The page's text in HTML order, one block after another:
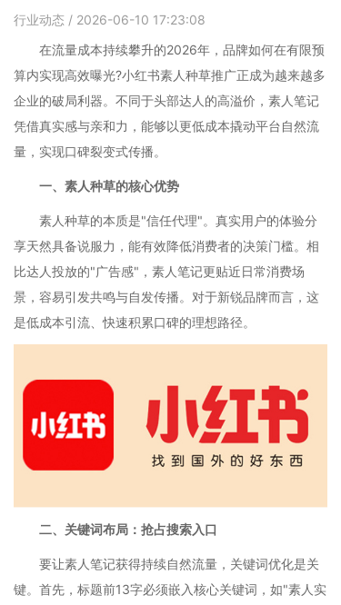
行业动态 / 2026-06-10 17:23:08
在流量成本持续攀升的2026年，品牌如何在有限预
算内实现高效曝光?小红书素人种草推广正成为越来越多
企业的破局利器。不同于头部达人的高溢价，素人笔记
凭借真实感与亲和力，能够以更低成本撬动平台自然流
量，实现口碑裂变式传播。
一、素人种草的核心优势
素人种草的本质是"信任代理"。真实用户的体验分
享天然具备说服力，能有效降低消费者的决策门槛。相
比达人投放的"广告感"，素人笔记更贴近日常消费场
景，容易引发共鸣与自发传播。对于新锐品牌而言，这
是低成本引流、快速积累口碑的理想路径。
二、关键词布局：抢占搜索入口
要让素人笔记获得持续自然流量，关键词优化是关
键。首先，标题前13字必须嵌入核心关键词，如"素人实